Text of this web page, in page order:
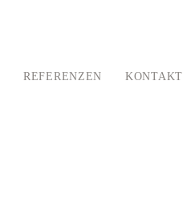
REFERENZEN KONTAKT